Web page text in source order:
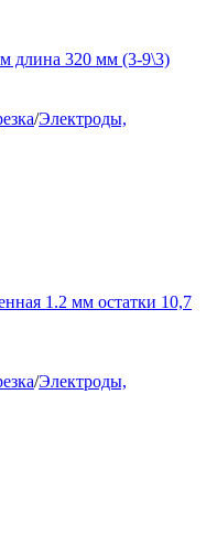
длина 320 мм (3-9\3)
/Электроды,
1.2 мм остатки 10,7
/Электроды,